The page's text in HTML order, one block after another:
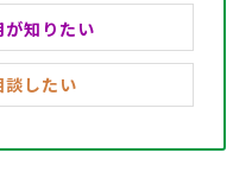
知りたい
談したい